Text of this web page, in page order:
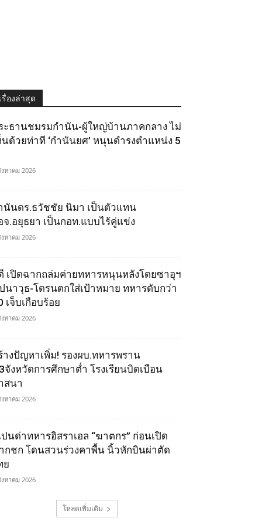
เรื่องล่าสุด
ะธานชมรมกำนัน-ผู้ใหญ่บ้านภาคกลาง ไม่
นด้วยท่าที ‘กำนันยศ’ หนุนดำรงตำแหน่ง 5
หาคม 2026
นันดร.ธวัชชัย นิมา เป็นตัวแทน
จ.อยุธยา เป็นกอท.แบบไร้คู่แข่ง
หาคม 2026
เปิดฉากถล่มค่ายทหารหนุนหลังโดยซาอุฯ
นาวุธ-โดรนตกใส่เป้าหมาย ทหารดับกว่า
เจ็บเกือบร้อย
หาคม 2026
างปัญหาเพิ่ม! รองผบ.ทหารพราน
จังหวัดการศึกษาต่ำ โรงเรียนบิดเบือน
สนา
หาคม 2026
ปนด่าทหารอิสราเอล “ฆาตกร” ก่อนเปิด
กชก โดนสวนร่วงคาพื้น นิ้วหักบินผ่าตัด
ย
หาคม 2026
โหลดเพิ่มเติม